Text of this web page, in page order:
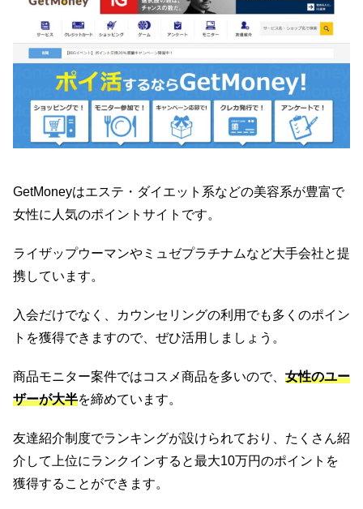
GetMoneyはエステ・ダイエット系などの美容系が豊富で
女性に人気のポイントサイトです。
ライザップウーマンやミュゼプラチナムなど大手会社と提
携しています。
入会だけでなく、カウンセリングの利用でも多くのポイン
トを獲得できますので、ぜひ活用しましょう。
商品モニター案件ではコスメ商品を多いので、 女性のユー
ザーが大半を締めています。
友達紹介制度でランキングが設けられており、たくさん紹
介して上位にランクインすると最大10万円のポイントを
獲得することができます。